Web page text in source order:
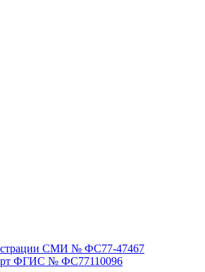
СМИ № ФС77-47467
ФГИС № ФС77110096